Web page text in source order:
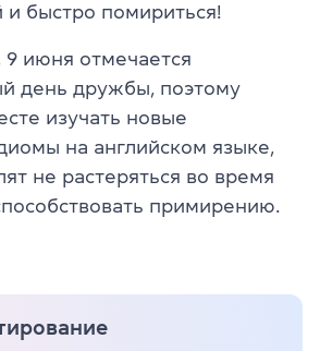
быстро помириться!
июня отмечается
день дружбы, поэтому
изучать новые
на английском языке,
не растеряться во время
примирению.